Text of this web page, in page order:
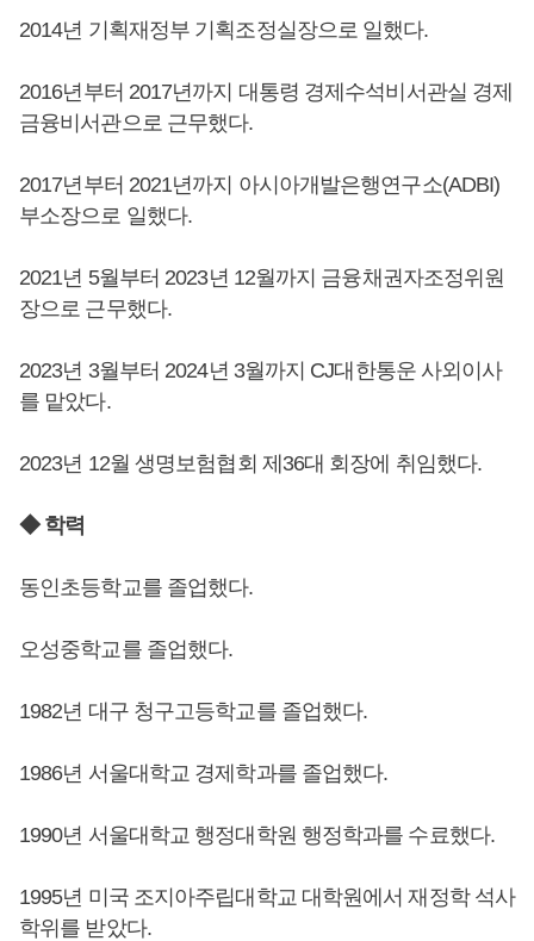
2014년 기획재정부 기획조정실장으로 일했다.
2016년부터 2017년까지 대통령 경제수석비서관실 경제
금융비서관으로 근무했다.
2017년부터 2021년까지 아시아개발은행연구소(ADBI)
부소장으로 일했다.
2021년 5월부터 2023년 12월까지 금융채권자조정위원
장으로 근무했다.
2023년 3월부터 2024년 3월까지 CJ대한통운 사외이사
를 맡았다.
2023년 12월 생명보험협회 제36대 회장에 취임했다.
◆ 학력
동인초등학교를 졸업했다.
오성중학교를 졸업했다.
1982년 대구 청구고등학교를 졸업했다.
1986년 서울대학교 경제학과를 졸업했다.
1990년 서울대학교 행정대학원 행정학과를 수료했다.
1995년 미국 조지아주립대학교 대학원에서 재정학 석사
학위를 받았다.